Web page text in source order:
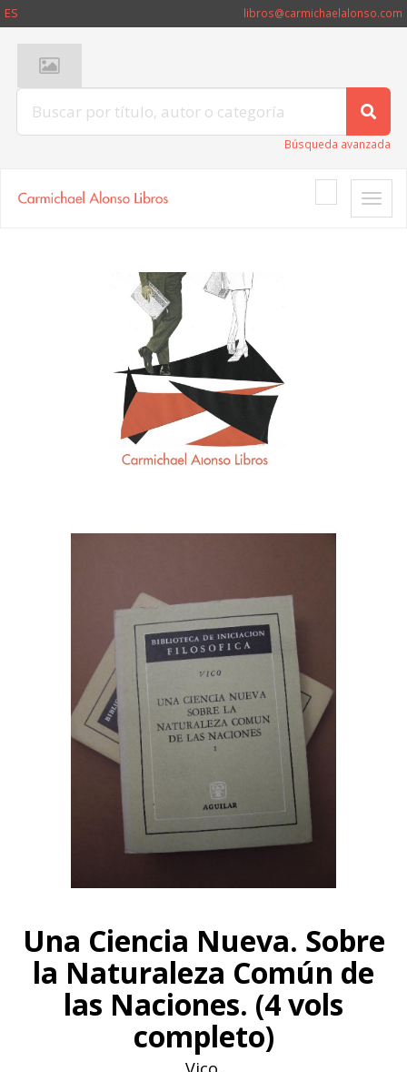
ES libros@carmichaelalonso.com
Búsqueda avanzada
Toggle
Una Ciencia Nueva. Sobre
la Naturaleza Común de
las Naciones. (4 vols
completo)